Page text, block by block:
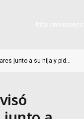
norcoreano que se prepare para la guerra